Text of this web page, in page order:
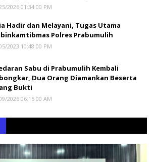
2026 01:34:00 PM
Hadir dan Melayani, Tugas Utama
Polres Prabumulih
2023 10:48:00 PM
Sabu di Prabumulih Kembali
Dua Orang Diamankan Beserta
Bukti
2026 06:15:00 AM